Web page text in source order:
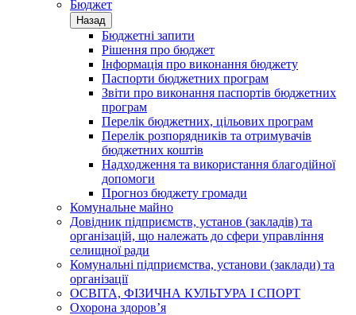
Бюджет
Назад
Бюджетні запити
Рішення про бюджет
Інформація про виконання бюджету
Паспорти бюджетних програм
Звіти про виконання паспортів бюджетних
програм
Перелік бюджетних, цільових програм
Перелік розпорядників та отримувачів
бюджетних коштів
Надходження та використання благодійної
допомоги
Прогноз бюджету громади
Комунальне майно
Довідник підприємств, установ (закладів) та
організацій, що належать до сфери управління
селищної ради
Комунальні підприємства, установи (заклади) та
організації
ОСВІТА, ФІЗИЧНА КУЛЬТУРА І СПОРТ
Охорона здоров’я